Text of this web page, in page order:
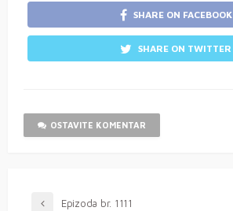
SHARE ON FACEBOOK
SHARE ON TWITTER
OSTAVITE KOMENTAR
Epizoda br. 1111